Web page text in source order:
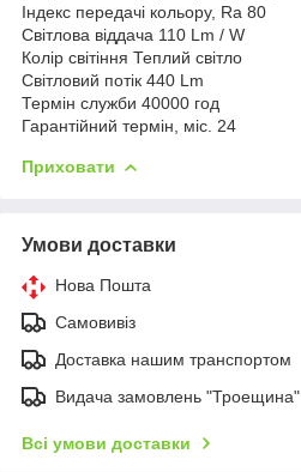
Індекс передачі кольору, Ra 80
Світлова віддача 110 Lm / W
Колір світіння Теплий світло
Світловий потік 440 Lm
Термін служби 40000 год
Гарантійний термін, міс. 24
Приховати
Умови доставки
Нова Пошта
Самовивіз
Доставка нашим транспортом
Видача замовлень "Троещина"
Всі умови доставки